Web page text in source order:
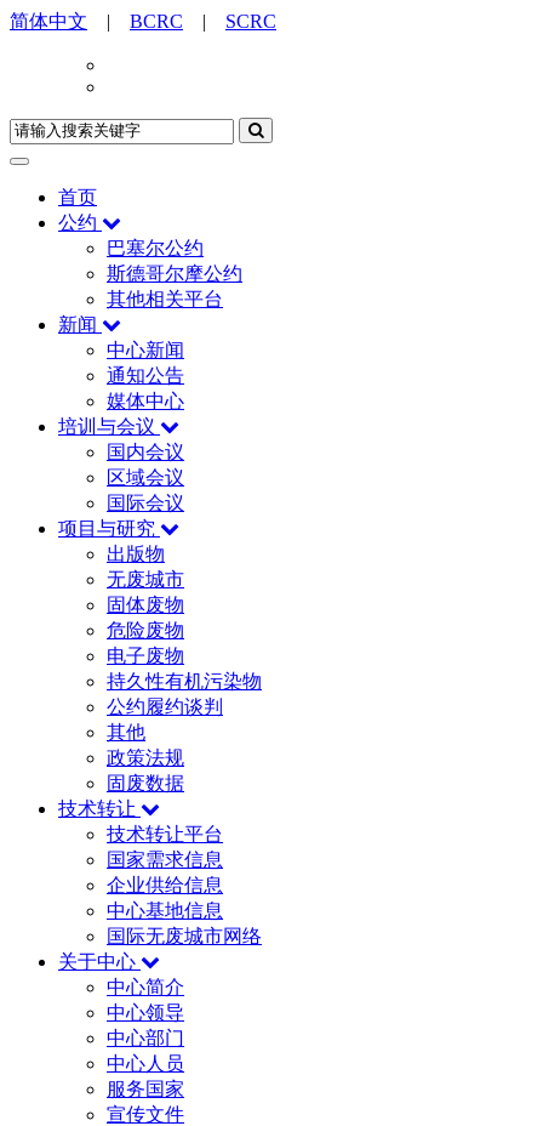
简体中文 | BCRC | SCRC
首页
公约
巴塞尔公约
斯德哥尔摩公约
其他相关平台
新闻
中心新闻
通知公告
媒体中心
培训与会议
国内会议
区域会议
国际会议
项目与研究
出版物
无废城市
固体废物
危险废物
电子废物
持久性有机污染物
公约履约谈判
其他
政策法规
固废数据
技术转让
技术转让平台
国家需求信息
企业供给信息
中心基地信息
国际无废城市网络
关于中心
中心简介
中心领导
中心部门
中心人员
服务国家
宣传文件